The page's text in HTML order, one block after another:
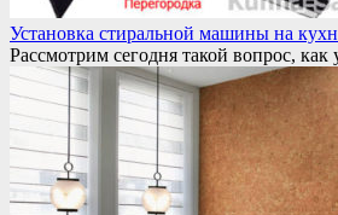
Установка стиральной машины на
Рассмотрим сегодня такой вопрос, как